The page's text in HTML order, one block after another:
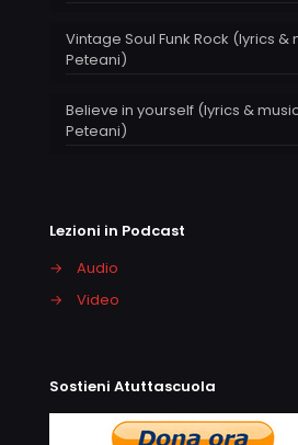
Vintage Soul Funk Rock (lyrics &
Peteani)
Believe in yourself (lyrics &
Peteani)
Lezioni in Podcast
→
Audio
→
Video
Sostieni Atuttascuola